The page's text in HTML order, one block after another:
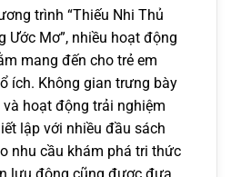
trình “Thiếu Nhi Thủ
Ước Mơ”, nhiều hoạt động
mang đến cho trẻ em
ích. Không gian trưng bày
hoạt động trải nghiệm
lập với nhiều đầu sách
nhu cầu khám phá tri thức